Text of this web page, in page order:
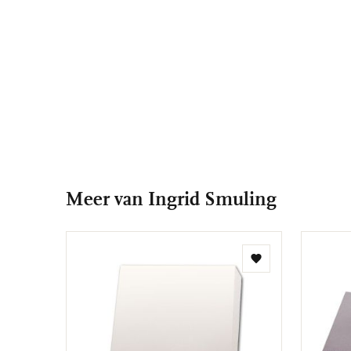
Meer van Ingrid Smuling
Toevoegen